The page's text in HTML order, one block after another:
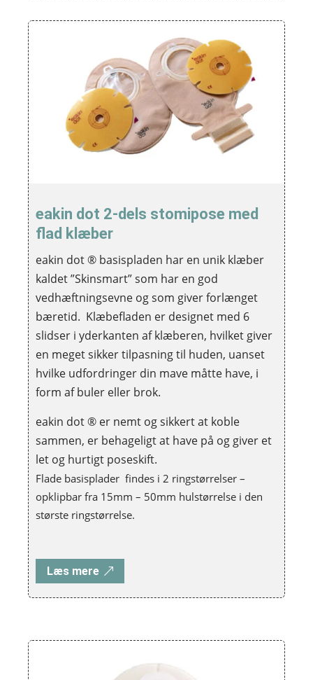
eakin dot 2-dels stomipose med
flad klæber
eakin dot ® basispladen har en unik klæber
kaldet ”Skinsmart” som har en god
vedhæftningsevne og som giver forlænget
bæretid. Klæbefladen er designet med 6
slidser i yderkanten af klæberen, hvilket giver
en meget sikker tilpasning til huden, uanset
hvilke udfordringer din mave måtte have, i
form af buler eller brok.
eakin dot ® er nemt og sikkert at koble
sammen, er behageligt at have på og giver et
let og hurtigt poseskift.
Flade basisplader findes i 2 ringstørrelser –
opklipbar fra 15mm – 50mm hulstørrelse i den
største ringstørrelse.
Læs mere